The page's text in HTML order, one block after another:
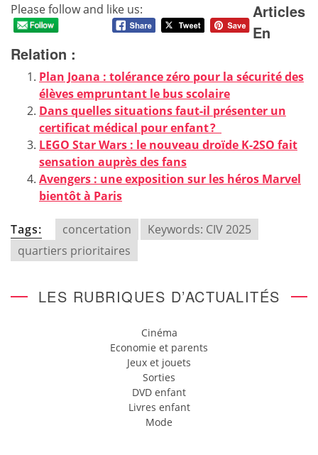
Please follow and like us:
Articles
En
Relation :
Plan Joana : tolérance zéro pour la sécurité des
élèves empruntant le bus scolaire
Dans quelles situations faut-il présenter un
certificat médical pour enfant ?
LEGO Star Wars : le nouveau droïde K-2SO fait
sensation auprès des fans
Avengers : une exposition sur les héros Marvel
bientôt à Paris
Tags: concertation
Keywords: CIV 2025
quartiers prioritaires
LES RUBRIQUES D’ACTUALITÉS
Cinéma
Economie et parents
Jeux et jouets
Sorties
DVD enfant
Livres enfant
Mode